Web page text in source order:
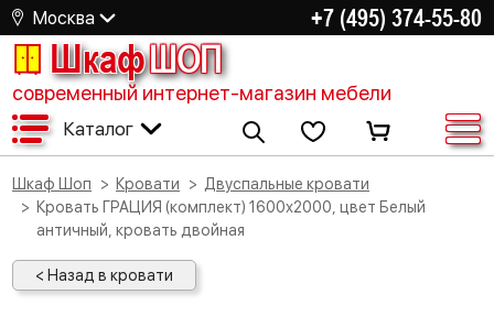
Москва +7 (495) 374-55-80
ШкафШОП
современный интернет-магазин мебели
Каталог
Шкаф Шоп Кровати
Двуспальные кровати
Кровать ГРАЦИЯ (комплект) 1600х2000, цвет Белый
античный, кровать двойная
< Назад в кровати